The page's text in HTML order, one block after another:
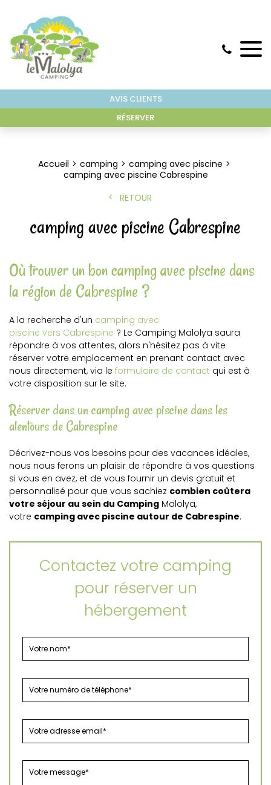
AVIS CLIENTS
RÉSERVER
Accueil camping
camping avec piscine
camping avec piscine Cabrespine
RETOUR
camping avec piscine Cabrespine
Où trouver un bon camping avec piscine dans
la région de Cabrespine ?
A la recherche d'un camping avec
piscine vers Cabrespine ? Le Camping Malolya saura
répondre à vos attentes, alors n'hésitez pas à vite
réserver votre emplacement en prenant contact avec
nous directement, via le formulaire de contact qui est à
votre disposition sur le site.
Réserver dans un camping avec piscine dans les
alentours de Cabrespine
Décrivez-nous vos besoins pour des vacances idéales,
nous nous ferons un plaisir de répondre à vos questions
si vous en avez, et de vous fournir un devis gratuit et
personnalisé pour que vous sachiez combien coûtera
votre séjour au sein du Camping Malolya,
votre camping avec piscine autour de Cabrespine.
Contactez votre camping
pour réserver un
hébergement